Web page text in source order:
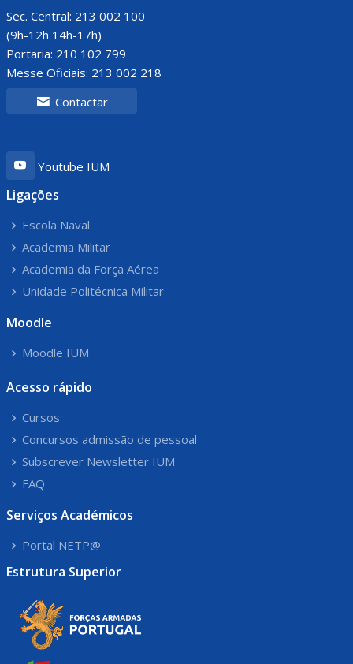
Sec. Central: 213 002 100
(9h-12h 14h-17h)
Portaria: 210 102 799
Messe Oficiais: 213 002 218
Contactar
Youtube IUM
Ligações
Escola Naval
Academia Militar
Academia da Força Aérea
Unidade Politécnica Militar
Moodle
Moodle IUM
Acesso rápido
Cursos
Concursos admissão de pessoal
Subscrever Newsletter IUM
FAQ
Serviços Académicos
Portal NETP@
Estrutura Superior